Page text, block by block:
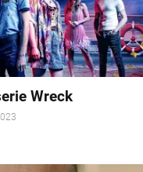
Wreck